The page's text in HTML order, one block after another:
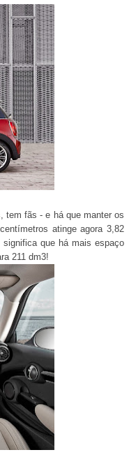
tem fãs - e há que manter os
atinge agora 3,82
que há mais espaço
211 dm3!